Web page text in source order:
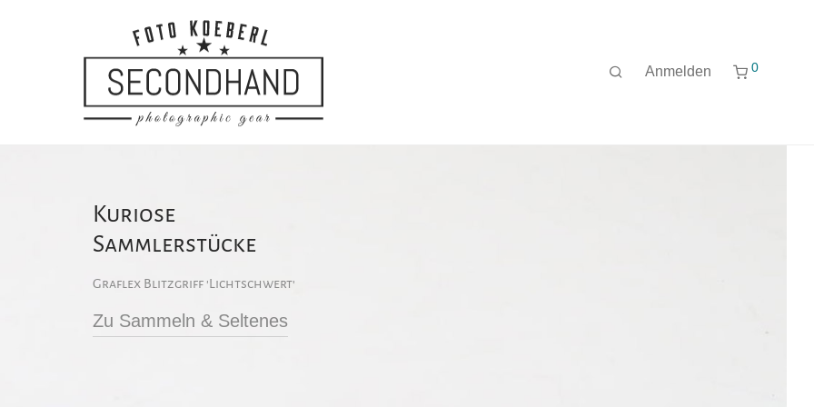
Anmelden 0
Kuriose
Sammlerstücke
Graflex Blitzgriff 'Lichtschwert'
Zu Sammeln & Seltenes